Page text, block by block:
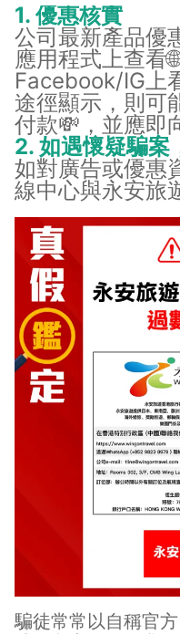
1. 優惠核實
公司最新產品優
應用程式上查看
Facebook/IG上
途徑顯示，則可
付款💸，並應即
2. 如遇懷疑騙案
如對廣告或優惠
線中心與永安旅
騙徒常常以自稱官